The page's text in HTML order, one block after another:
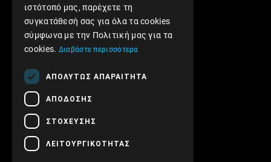
Find us on Facebook!
ιστότοπό μας, παρέχετε τη
συγκατάθεσή σας για όλα τα cookies
σύμφωνα με την Πολιτική μας για τα
cookies. Διαβάστε περισσότερα
ΑΠΟΛΎΤΩΣ ΑΠΑΡΑΊΤΗΤΑ
ΑΠΌΔΟΣΗΣ
ΣΤΌΧΕΥΣΗΣ
ΛΕΙΤΟΥΡΓΙΚΌΤΗΤΑΣ